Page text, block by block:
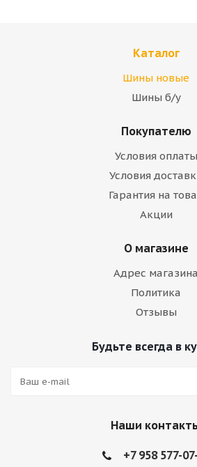
Каталог
Шины новые
Шины б/у
Покупателю
Условия оплаты
Условия
Гарантия на
Акции
О магазине
Адрес магазина
Политика
Отзывы
Будьте всегда в
Наши
+7 958 577-